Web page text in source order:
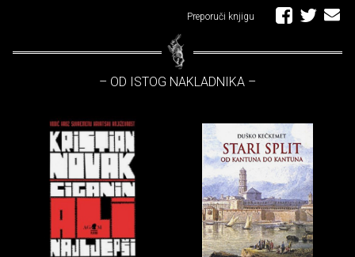
Preporuči knjigu
– OD ISTOG NAKLADNIKA –